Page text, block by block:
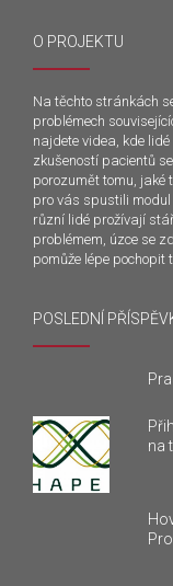
O PROJEKTU
Na těchto stránkách
problémech
najdete videa, kde
zkušeností pacientů
porozumět tomu, jaké
pro vás spustili
různí lidé prožívají
problémem, úzce se
pomůže lépe pochopit
POSLEDNÍ
na